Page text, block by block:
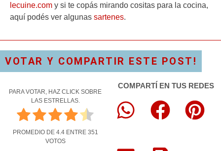
lecuine.com y si te copás mirando cositas para la cocina,
aquí podés ver algunas sartenes.
VOTAR Y COMPARTIR ESTE POST!
PARA VOTAR, HAZ CLICK SOBRE
LAS ESTRELLAS.
PROMEDIO DE 4.4ENTRE 351
VOTOS
COMPARTÍ EN TUS REDES